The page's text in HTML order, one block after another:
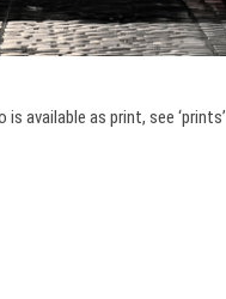
available as print, see ‘prints’